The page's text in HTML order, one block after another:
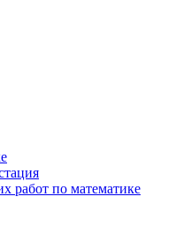
работ по математике